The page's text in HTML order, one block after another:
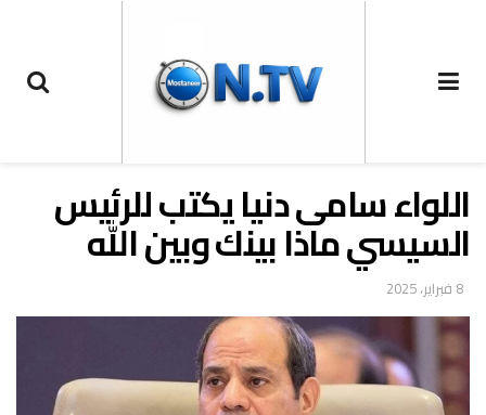
اللواء سامى دنيا يكتب للرئيس
السيسي ماذا بينك وبين الله
8 فبراير، 2025